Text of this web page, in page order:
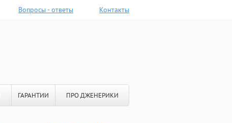
Вопросы - ответы Контакты
ГАРАНТИИ ПРО ДЖЕНЕРИКИ